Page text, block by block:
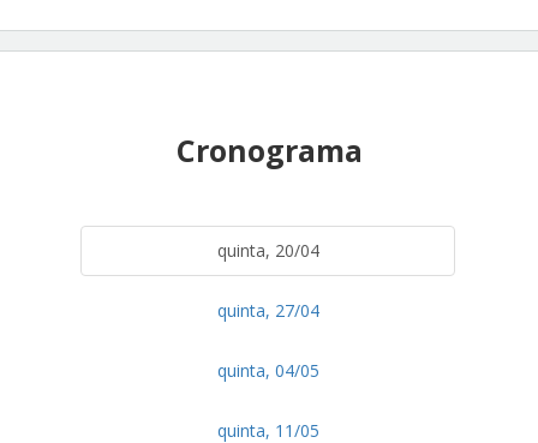
Cronograma
quinta, 20/04
quinta, 27/04
quinta, 04/05
quinta, 11/05